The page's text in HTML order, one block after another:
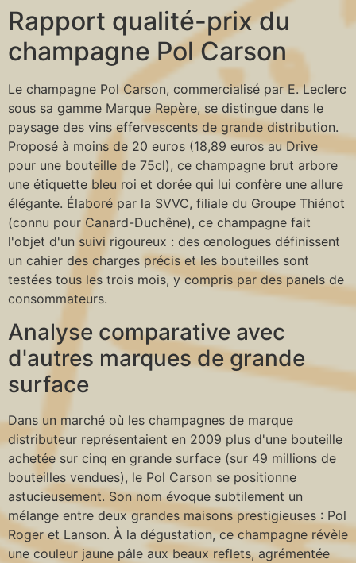
Rapport qualité-prix du
champagne Pol Carson
Le champagne Pol Carson, commercialisé par E. Leclerc
sous sa gamme Marque Repère, se distingue dans le
paysage des vins effervescents de grande distribution.
Proposé à moins de 20 euros (18,89 euros au Drive
pour une bouteille de 75cl), ce champagne brut arbore
une étiquette bleu roi et dorée qui lui confère une allure
élégante. Élaboré par la SVVC, filiale du Groupe Thiénot
(connu pour Canard-Duchêne), ce champagne fait
l'objet d'un suivi rigoureux : des œnologues définissent
un cahier des charges précis et les bouteilles sont
testées tous les trois mois, y compris par des panels de
consommateurs.
Analyse comparative avec
d'autres marques de grande
surface
Dans un marché où les champagnes de marque
distributeur représentaient en 2009 plus d'une bouteille
achetée sur cinq en grande surface (sur 49 millions de
bouteilles vendues), le Pol Carson se positionne
astucieusement. Son nom évoque subtilement un
mélange entre deux grandes maisons prestigieuses : Pol
Roger et Lanson. À la dégustation, ce champagne révèle
une couleur jaune pâle aux beaux reflets, agrémentée